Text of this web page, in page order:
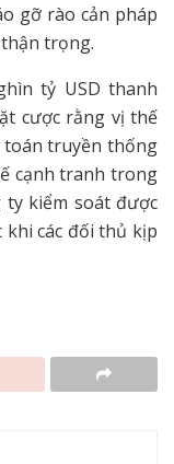
gỡ rào cản pháp
trọng.
tỷ USD thanh
cược rằng vị thế
truyền thống
cạnh tranh trong
kiểm soát được
các đối thủ kịp